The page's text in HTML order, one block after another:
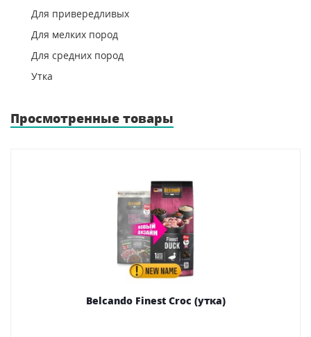
Для привередливых
Для мелких пород
Для средних пород
Утка
Просмотренные товары
Belcando Finest Croc (утка)